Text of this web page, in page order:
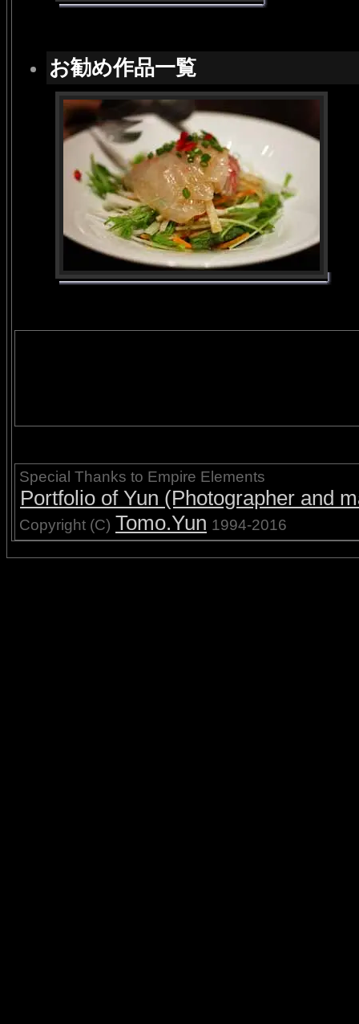
お勧め作品一覧
Special Thanks to Empire Elements
Portfolio of Yun (Photographer and
Copyright (C) Tomo.Yun 1994-2016